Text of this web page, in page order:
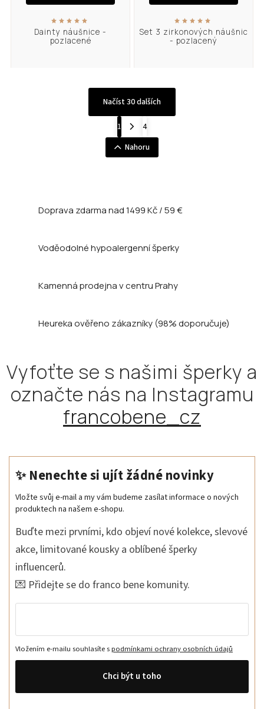
Dainty náušnice -
pozlacené
Set 3 zirkonových náušnic
- pozlacený
Načíst 30 dalších
1
4
Nahoru
Doprava zdarma nad1499 Kč / 59 €
Voděodolné hypoalergenní šperky
Kamenná prodejnav centru Prahy
Heureka ověřeno zákazníky (98% doporučuje)
Vyfoťte se s našimi šperky a
označte nás na Instagramu
francobene_cz
✨ Nenechte si ujít žádné novinky
Vložte svůj e-mail a my vám budeme zasílat informace o nových
produktech na našem e-shopu.
Buďte mezi prvními, kdo objeví nové kolekce, slevové
akce, limitované kousky a oblíbené šperky
influencerů.
💌 Přidejte se do franco bene komunity.
Vložením e-mailu souhlasíte spodmínkami ochrany osobních údajů
Chci být u toho